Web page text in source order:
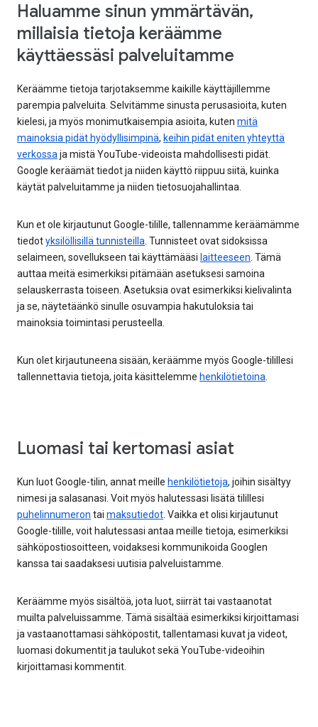
Haluamme sinun ymmärtävän,
millaisia tietoja keräämme
käyttäessäsi palveluitamme
Keräämme tietoja tarjotaksemme kaikille käyttäjillemme
parempia palveluita. Selvitämme sinusta perusasioita, kuten
kielesi, ja myös monimutkaisempia asioita, kuten mitä
mainoksia pidät hyödyllisimpinä, keihin pidät eniten yhteyttä
verkossaja mistä YouTube-videoista mahdollisesti pidät.
Google keräämät tiedot ja niiden käyttö riippuu siitä, kuinka
käytät palveluitamme ja niiden tietosuojahallintaa.
Kun et ole kirjautunut Google-tilille, tallennamme keräämämme
tiedotyksilöllisillä tunnisteilla. Tunnisteet ovat sidoksissa
selaimeen, sovellukseen tai käyttämääsi laitteeseen. Tämä
auttaa meitä esimerkiksi pitämään asetuksesi samoina
selauskerrasta toiseen. Asetuksia ovat esimerkiksi kielivalinta
ja se, näytetäänkö sinulle osuvampia hakutuloksia tai
mainoksia toimintasi perusteella.
Kun olet kirjautuneena sisään, keräämme myös Google-tilillesi
tallennettavia tietoja, joita käsittelemme henkilötietoina.
Luomasi tai kertomasi asiat
Kun luot Google-tilin, annat meille henkilötietoja, joihin sisältyy
nimesi ja salasanasi. Voit myös halutessasi lisätä tilillesi
puhelinnumeron tai maksutiedot. Vaikka et olisi kirjautunut
Google-tilille, voit halutessasi antaa meille tietoja, esimerkiksi
sähköpostiosoitteen, voidaksesi kommunikoida Googlen
kanssa tai saadaksesi uutisia palveluistamme.
Keräämme myös sisältöä, jota luot, siirrät tai vastaanotat
muilta palveluissamme. Tämä sisältää esimerkiksi kirjoittamasi
ja vastaanottamasi sähköpostit, tallentamasi kuvat ja videot,
luomasi dokumentit ja taulukot sekä YouTube-videoihin
kirjoittamasi kommentit.